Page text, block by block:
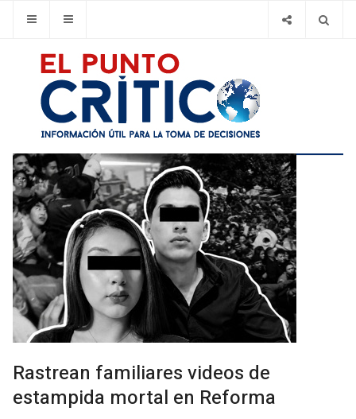
Rastrean familiares videos de
estampida mortal en Reforma